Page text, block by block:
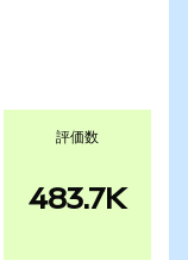
評価数
483.7K